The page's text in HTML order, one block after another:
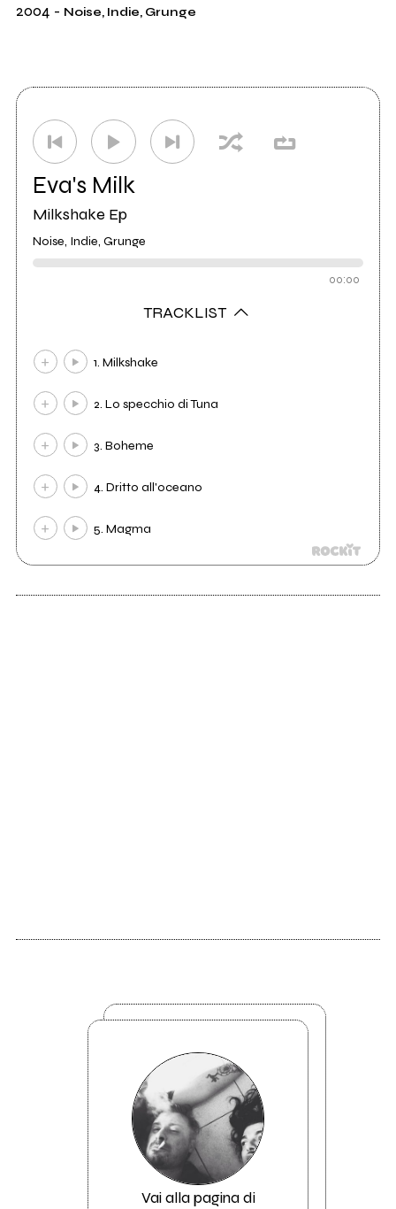
2004 - Noise, Indie, Grunge
Eva's Milk
Milkshake Ep
Noise, Indie, Grunge
00:00
TRACKLIST
1. Milkshake
2. Lo specchio di Tuna
3. Boheme
4. Dritto all'oceano
5. Magma
Vai alla pagina di